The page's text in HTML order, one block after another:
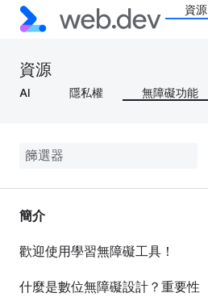
資源
資源
AI 隱私權 無障礙功能
簡介
歡迎使用學習無障礙工具！
什麼是數位無障礙設計？重要性